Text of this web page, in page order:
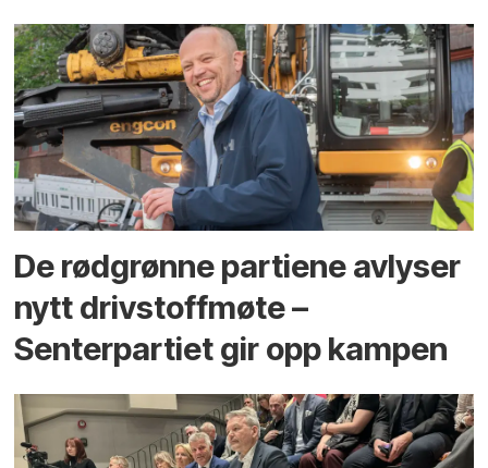
De rødgrønne partiene avlyser
nytt drivstoffmøte –
Senterpartiet gir opp kampen